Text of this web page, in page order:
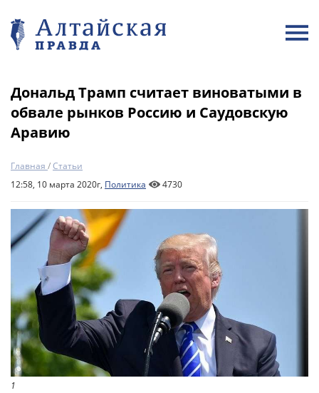
Дональд Трамп считает виноватыми в
обвале рынков Россию и Саудовскую
Аравию
Главная /Статьи
12:58, 10 марта 2020г, Политика 4730
1